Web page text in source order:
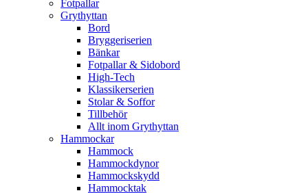
Fotpallar
Grythyttan
Bord
Bryggeriserien
Bänkar
Fotpallar & Sidobord
High-Tech
Klassikerserien
Stolar & Soffor
Tillbehör
Allt inom Grythyttan
Hammockar
Hammock
Hammockdynor
Hammockskydd
Hammocktak